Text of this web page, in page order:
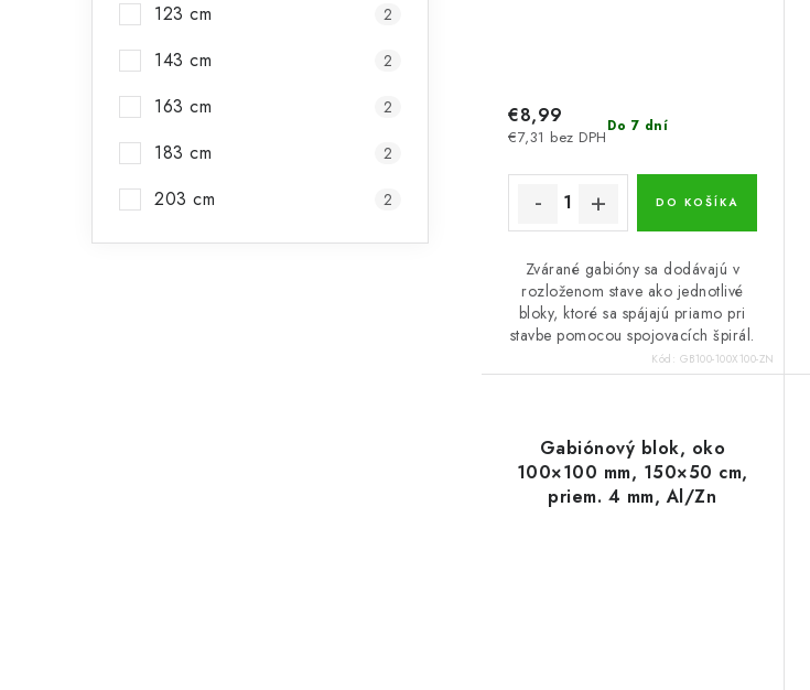
123 cm 2
143 cm 2
163 cm 2
183 cm 2
203 cm 2
Do 7 dní
€7,31 bez DPH
€8,99
DO KOŠÍKA
Zvárané gabióny sa dodávajú v
rozloženom stave ako jednotlivé
bloky, ktoré sa spájajú priamo pri
stavbe pomocou spojovacích špirál.
Kód: GB100-100X100-ZN
Gabiónový blok, oko
100×100 mm, 150×50 cm,
priem. 4 mm, Al/Zn